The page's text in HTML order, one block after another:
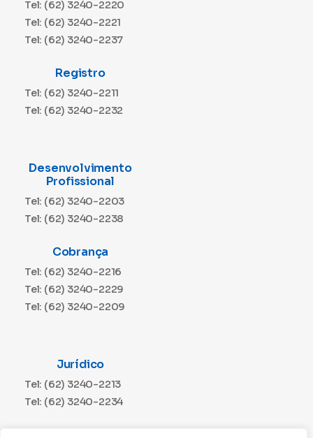
Tel: (62) 3240-2220
Tel: (62) 3240-2221
Tel: (62) 3240-2237
Registro
Tel: (62) 3240-2211
Tel: (62) 3240-2232
Desenvolvimento
Profissional
Tel: (62) 3240-2203
Tel: (62) 3240-2238
Cobrança
Tel: (62) 3240-2216
Tel: (62) 3240-2229
Tel: (62) 3240-2209
Jurídico
Tel: (62) 3240-2213
Tel: (62) 3240-2234